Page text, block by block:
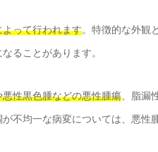
よって行われます。特徴的な外観
ることがあります。
性黒色腫などの悪性腫瘍 、脂
不均一な病変については、悪性